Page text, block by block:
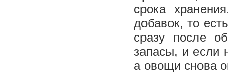
срока
добавок, то
сразу после
запасы, и если
а овощи снова